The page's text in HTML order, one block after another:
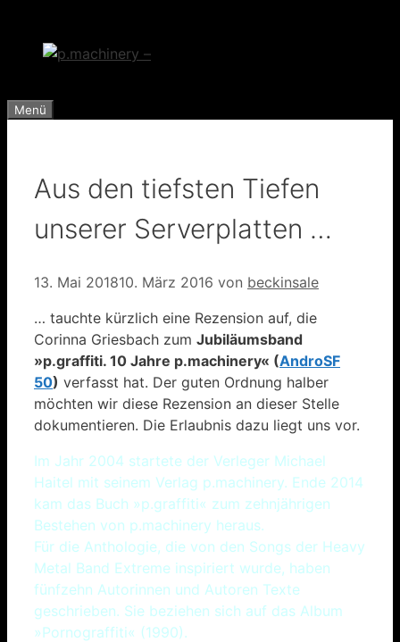
springen
Menü
Aus den tiefsten Tiefen
unserer Serverplatten …
13. Mai 201810. März 2016 von beckinsale
… tauchte kürzlich eine Rezension auf, die
Corinna Griesbach zum Jubiläumsband
»p.graffiti. 10 Jahre p.machinery« (AndroSF
50) verfasst hat. Der guten Ordnung halber
möchten wir diese Rezension an dieser Stelle
dokumentieren. Die Erlaubnis dazu liegt uns vor.
Im Jahr 2004 startete der Verleger Michael
Haitel mit seinem Verlag p.machinery. Ende 2014
kam das Buch »p.graffiti« zum zehnjährigen
Bestehen von p.machinery heraus.
Für die Anthologie, die von den Songs der Heavy
Metal Band Extreme inspiriert wurde, haben
fünfzehn Autorinnen und Autoren Texte
geschrieben. Sie beziehen sich auf das Album
»Pornograffiti« (1990).